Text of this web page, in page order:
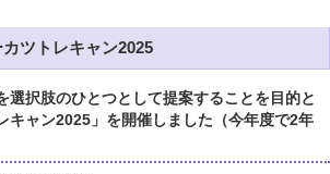
カツトレキャン2025
選択肢のひとつとして提案することを目的と
キャン2025」を開催しました（今年度で2年